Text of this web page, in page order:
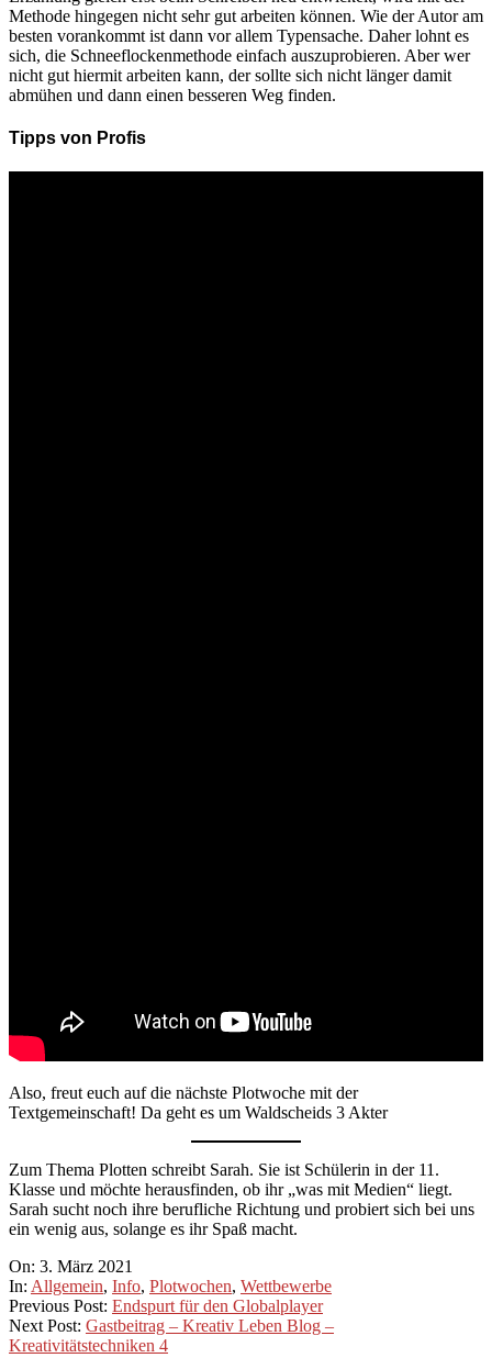
Methode hingegen nicht sehr gut arbeiten können. Wie der Autor am
besten vorankommt ist dann vor allem Typensache. Daher lohnt es
sich, die Schneeflockenmethode einfach auszuprobieren. Aber wer
nicht gut hiermit arbeiten kann, der sollte sich nicht länger damit
abmühen und dann einen besseren Weg finden.
Tipps von Profis
Also, freut euch auf die nächste Plotwoche mit der
Textgemeinschaft! Da geht es um Waldscheids 3 Akter
Zum Thema Plotten schreibt Sarah. Sie ist Schülerin in der 11.
Klasse und möchte herausfinden, ob ihr „was mit Medien“ liegt.
Sarah sucht noch ihre berufliche Richtung und probiert sich bei uns
ein wenig aus, solange es ihr Spaß macht.
2021-
03-
03
On: 3. März 2021
In: Allgemein, Info, Plotwochen, Wettbewerbe
Previous Post: Endspurt für den Globalplayer
Next Post: Gastbeitrag – Kreativ Leben Blog –
Kreativitätstechniken 4